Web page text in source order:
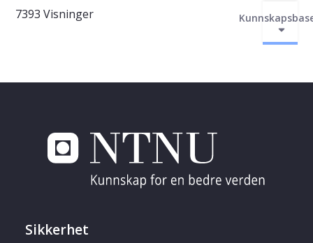
7393 Visninger
Sikkerhet